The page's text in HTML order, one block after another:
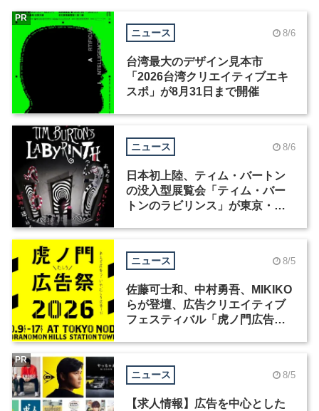
ニュース 8/6
台湾最大のデザイン見本市
「2026台湾クリエイティブエキ
スポ」が8月31日まで開催
PR
ニュース 8/6
日本初上陸、ティム・バートン
の没入型展覧会「ティム・バー
トンのラビリンス」が東京・豊
ニュース 8/5
佐藤可士和、中村勇吾、MIKIKO
らが登壇、広告クリエイティブ
フェスティバル「虎ノ門広告
ニュース 8/5
【求人情報】広告を中心とした
PR